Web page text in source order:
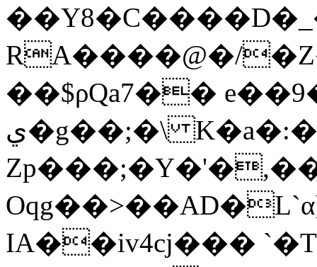
RA����@�/
��$ρQa7��
ي�g��;�\ K�a�:���fY'�Iu8����;�J��W{�G�� v���9��>�3e[V�dt�K���P3g�g#8C�(��Wu"+�l�,�]��V
ІA��iv4cj���